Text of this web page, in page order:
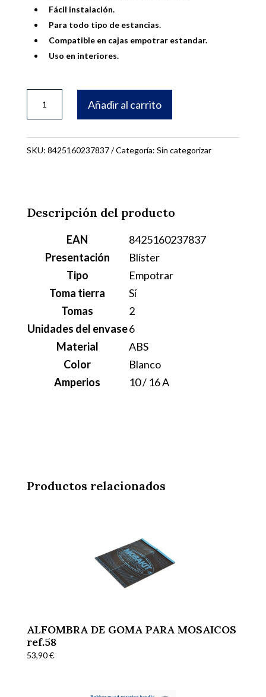
Fácil instalación.
Para todo tipo de estancias.
Compatible en cajas empotrar estandar.
Uso en interiores.
EMPOTRAR
Añadir al carrito
SKU: 8425160237837 Categoría: Sin categorizar
Descripción del producto
EAN
8425160237837
Presentación
Blíster
Tipo
Empotrar
Toma tierra
Sí
Tomas
2
Unidades del envase6
Material
ABS
Color
Blanco
Amperios
10 / 16 A
Productos relacionados
ALFOMBRA DE GOMA PARA MOSAICOS
ref.58
53,90€